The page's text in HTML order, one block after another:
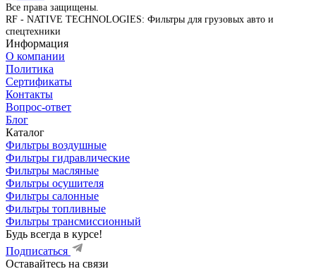
Все права защищены.
RF - NATIVE TECHNOLOGIES: Фильтры для грузовых авто и
спецтехники
Информация
О компании
Политика
Сертификаты
Контакты
Вопрос-ответ
Блог
Каталог
Фильтры воздушные
Фильтры гидравлические
Фильтры масляные
Фильтры осушителя
Фильтры салонные
Фильтры топливные
Фильтры трансмиссионный
Будь всегда в курсе!
Подписаться
Оставайтесь на связи